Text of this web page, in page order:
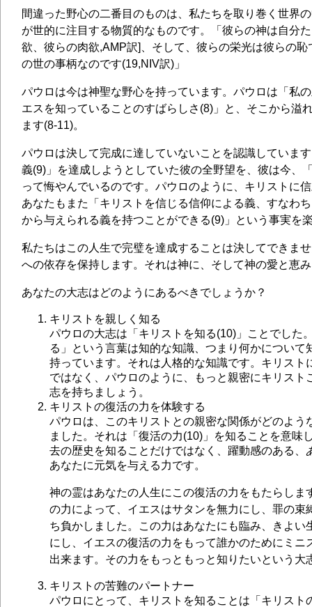
間違った野心の二番目のものは、私たちを取り巻く世界
が世的に注目する物質的なものです。「彼らの神は自分
欲、彼らの肉欲,AMP訳]、そして、彼らの栄光は彼らの
の世の事柄なのです(19,NIV訳)」
パウロは今は神聖な野心を持っています。パウロは「私
エスを知っていることのすばらしさ(8)」と、そこから溢
ます(8-11)。
パウロは決して完成に達していないことを認識していま
義(9)」を達成しようとしていた彼の全野望を、彼は今、
って悔やんでいるのです。パウロのように、キリストに
あなたもまた「キリストを信じる信仰による義、すなわ
から与えられる義を持つことができる(9)」という事実を
私たちはこの人生で完璧を達成することは決してできま
への依存を保持します。それは神に、そして神の愛と恵
あなたの大志はどのようにあるべきでしょうか？
キリストを親しく知る
パウロの大志は「キリストを知る(10)」ことでした
る」という言葉は知的な知識、つまり何かについて
持っています。それは人格的な知識です。キリスト
ではなく、パウロのように、もっと親密にキリスト
志を持ちましょう。
キリストの復活の力を体験する
パウロは、このキリストとの親密な関係がどのよう
ました。それは「復活の力(10)」を知ることを意味
去の歴史を知ることだけではなく、躍動感のある、
あなたに元気を与える力です。
神の霊はあなたの人生にこの復活の力をもたらしま
の力によって、イエスはサタンを無力にし、罪の束
ち負かしました。この力はあなたにも臨み、きよい
にし、イエスの復活の力をもって誰かのためにミニ
出来ます。その力をもっともっと知りたいという大
キリストの苦難のパートナー
パウロにとって、キリストを知ることは「キリスト